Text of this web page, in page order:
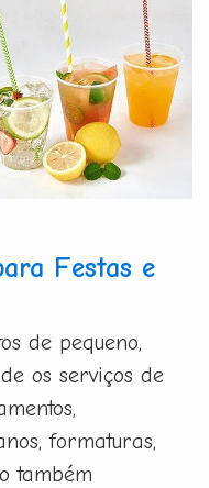
Festas e
de pequeno,
os serviços de
formaturas,
também